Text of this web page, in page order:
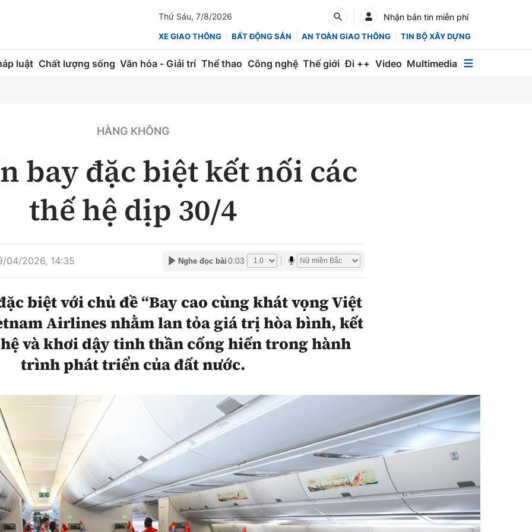
Thứ Sáu, 7/8/2026 Nhận bản tin miễn phí
XE GIAO THÔNG BẤT ĐỘNG SẢN AN TOÀN GIAO THÔNG TIN BỘ XÂY DỰNG
luật Chất lượng sống Văn hóa - Giải trí Thể thao Công nghệ Thế giới Đi ++ Video Multimedia
lượng
Hàng không
Đường sắt
Đường sắt tốc độ cao
Đăng kiểm
Hàng hải
Đường sắt đô thị
Nhà thầu
Thi viết về Ngành
xem thêm
Chứng khoán
Bảo hiểm
thông
Thể thao
Bóng đá
Công nghệ
Công nghệ mới
Gửi góp ý phản
ảnh
HÀNG KHÔNG
bay đặc biệt kết nối các
thế hệ dịp 30/4
04/2026, 14:35 Nghe đọc bài 0:03
biệt với chủ đề “Bay cao cùng khát vọng Việt
Airlines nhằm lan tỏa giá trị hòa bình, kết
và khơi dậy tinh thần cống hiến trong hành
trình phát triển của đất nước.